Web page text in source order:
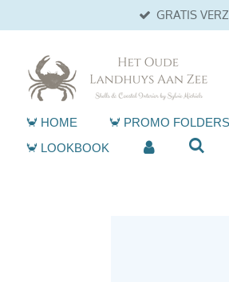
direct
hoofdinhoud
GRATIS
🦀 HOME 🦀 PROMO FOLDERS
🦀 LOOKBOOK